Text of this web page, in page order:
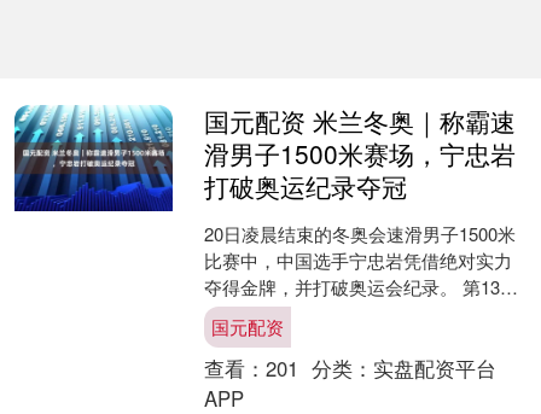
国元配资 米兰冬奥｜称霸速
滑男子1500米赛场，宁忠岩
打破奥运纪录夺冠
20日凌晨结束的冬奥会速滑男子1500米
比赛中，中国选手宁忠岩凭借绝对实力
夺得金牌，并打破奥运会纪录。 第13组
出场的宁忠岩，虽然一开始微弱落后于
同组对手内斯，....
国元配资
查看： 201 分类： 实盘配资平台
APP